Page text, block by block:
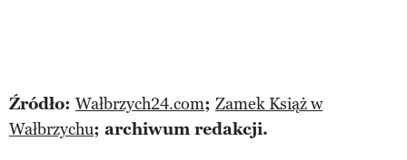
Źródło: Wałbrzych24.com; Zamek Książ w
Wałbrzychu; archiwum redakcji.